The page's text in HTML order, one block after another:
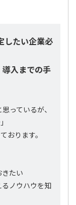
したい企業必
入までの手
っているが、
おります。
たい
ノウハウを知